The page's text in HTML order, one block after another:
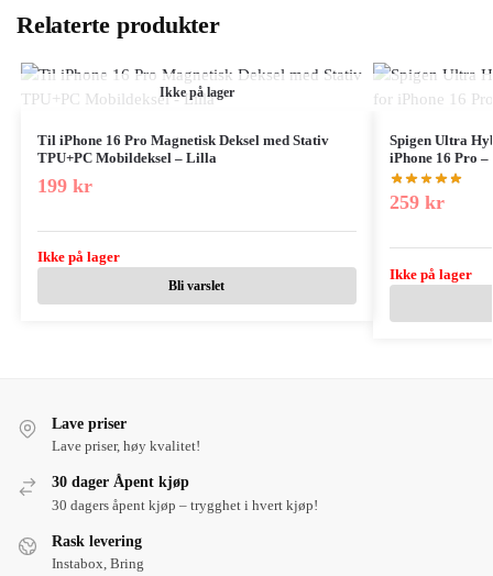
Relaterte produkter
Ikke på lager
Til iPhone 16 Pro Magnetisk Deksel med Stativ
TPU+PC Mobildeksel – Lilla
199 kr
Ikke på lager
Bli varslet
Spigen Ultra
iPhone 16 Pro
259 kr
Ikke på lager
Lave priser
Lave priser, høy kvalitet!
30 dager Åpent kjøp
30 dagers åpent kjøp – trygghet i hvert kjøp!
Rask levering
Instabox, Bring